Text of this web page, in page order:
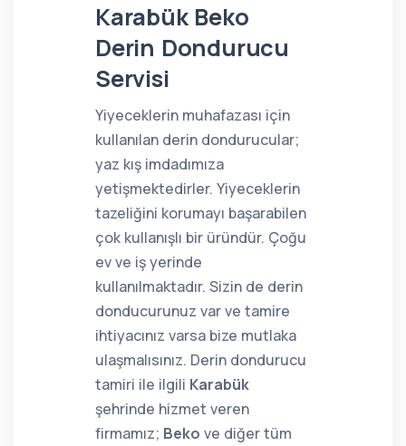
Karabük Beko
Derin Dondurucu
Servisi
Yiyeceklerin muhafazası için
kullanılan derin dondurucular;
yaz kış imdadımıza
yetişmektedirler. Yiyeceklerin
tazeliğini korumayı başarabilen
çok kullanışlı bir üründür. Çoğu
ev ve iş yerinde
kullanılmaktadır. Sizin de derin
donducurunuz var ve tamire
ihtiyacınız varsa bize mutlaka
ulaşmalısınız. Derin dondurucu
tamiri ile ilgili Karabük
şehrinde hizmet veren
firmamız; Beko ve diğer tüm